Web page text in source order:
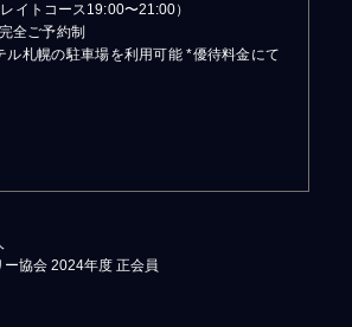
イトコース19:00〜21:00）
全ご予約制
ル札幌の駐車場を利用可能 *優待料金にて
ー協会 2024年度 正会員